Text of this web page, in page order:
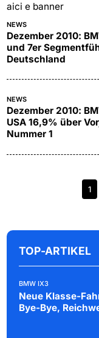
aici e banner
NEWS
Dezember 2010:
und 7er
Deutschland
NEWS
Dezember 2010:
USA 16,9% über
Nummer 1
1
TOP-ARTIKEL
BMW IX3
Neue Klasse-
Bye-Bye,